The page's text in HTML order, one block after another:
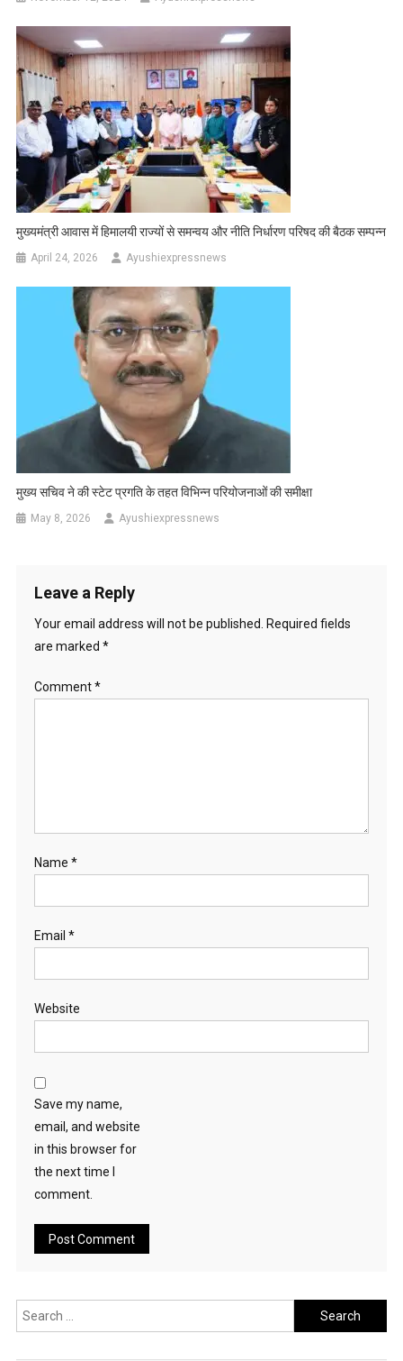
मुख्यमंत्री आवास में हिमालयी राज्यों से समन्वय और नीति निर्धारण परिषद की बैठक सम्पन्न
April 24, 2026 Ayushiexpressnews
मुख्य सचिव ने की स्टेट प्रगति के तहत विभिन्न परियोजनाओं की समीक्षा
May 8, 2026 Ayushiexpressnews
Leave a Reply
Your email address will not be published. Required fields
are marked *
Comment*
Name *
Email *
Website
Save my name,
email, and website
in this browser for
the next time I
comment.
Search
for: